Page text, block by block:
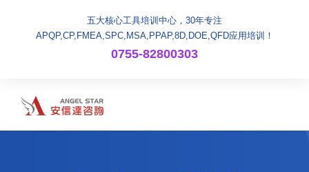
五大核心工具培训中心，30年专注
APQP,CP,FMEA,SPC,MSA,PPAP,8D,DOE,QFD应用培训！
0755-82800303